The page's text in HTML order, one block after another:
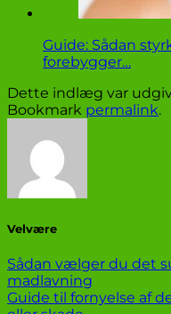
Guide: Sådan
forebygger…
Dette indlæg var
Bookmark permalink.
Velvære
Sådan vælger du det
madlavning
Guide til fornyelse af